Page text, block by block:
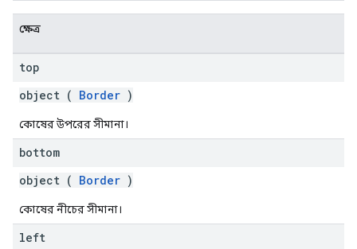
ক্ষেত্র
top
object ( Border )
কোষের উপরের সীমানা।
bottom
object ( Border )
কোষের নীচের সীমানা।
left